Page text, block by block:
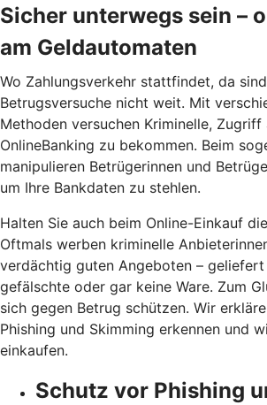
Sicher unterwegs sein –
am Geldautomaten
Wo Zahlungsverkehr stattfindet, da
Betrugsversuche nicht weit. Mit
Methoden versuchen Kriminelle, Zugriff
OnlineBanking zu bekommen. Beim
manipulieren Betrügerinnen und
um Ihre Bankdaten zu stehlen.
Halten Sie auch beim Online-Einkauf
Oftmals werben kriminelle
verdächtig guten Angeboten –
gefälschte oder gar keine Ware. Zum
sich gegen Betrug schützen. Wir
Phishing und Skimming erkennen und
einkaufen.
Schutz vor Phishing